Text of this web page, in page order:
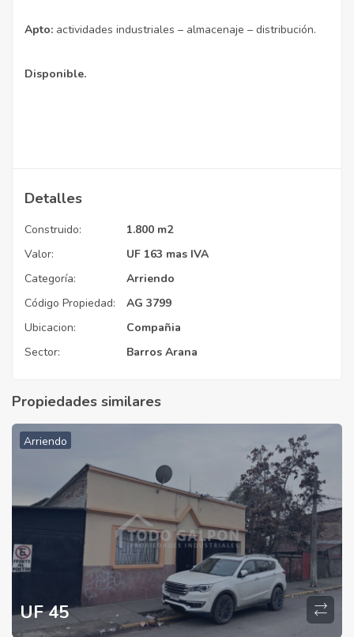
Apto: actividades industriales – almacenaje – distribución.
Disponible.
Detalles
Construido:
1.800 m2
Valor:
UF 163 mas IVA
Categoría:
Arriendo
Código Propiedad:
AG 3799
Ubicacion:
Compañia
Sector:
Barros Arana
Propiedades similares
Arriendo
UF 45